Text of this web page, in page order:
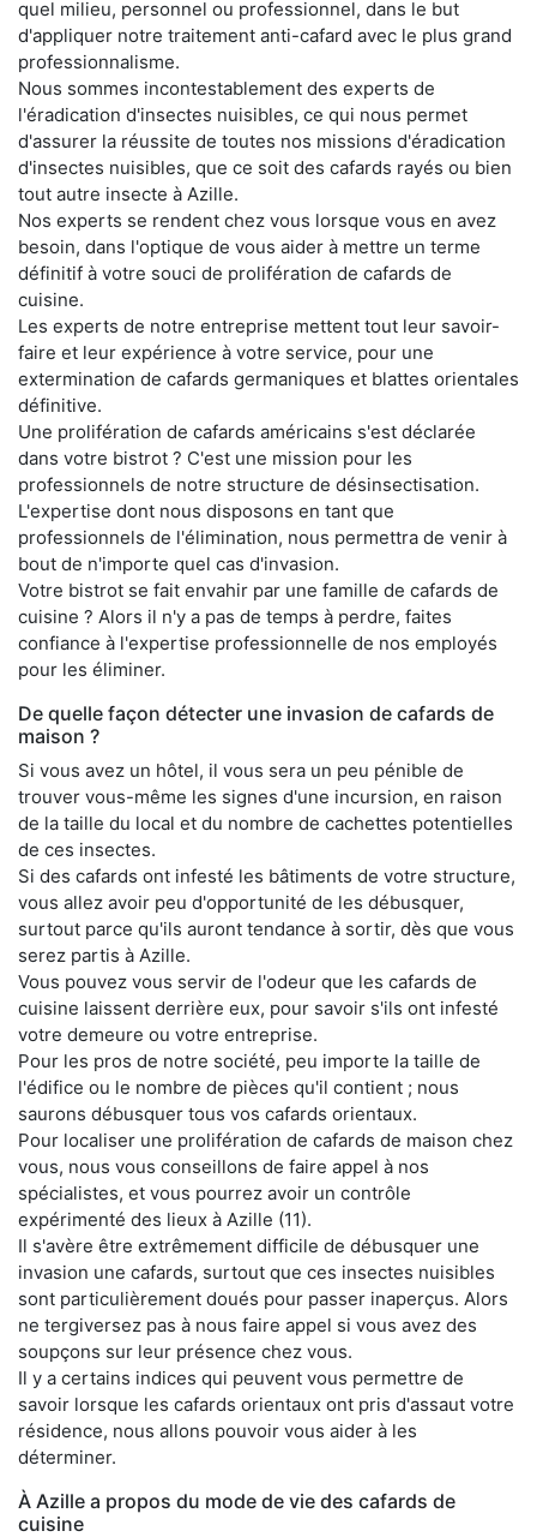
quel milieu, personnel ou professionnel, dans le but
d'appliquer notre traitement anti-cafard avec le plus grand
professionnalisme.
Nous sommes incontestablement des experts de
l'éradication d'insectes nuisibles, ce qui nous permet
d'assurer la réussite de toutes nos missions d'éradication
d'insectes nuisibles, que ce soit des cafards rayés ou bien
tout autre insecte à Azille.
Nos experts se rendent chez vous lorsque vous en avez
besoin, dans l'optique de vous aider à mettre un terme
définitif à votre souci de prolifération de cafards de
cuisine.
Les experts de notre entreprise mettent tout leur savoir-
faire et leur expérience à votre service, pour une
extermination de cafards germaniques et blattes orientales
définitive.
Une prolifération de cafards américains s'est déclarée
dans votre bistrot ? C'est une mission pour les
professionnels de notre structure de désinsectisation.
L'expertise dont nous disposons en tant que
professionnels de l'élimination, nous permettra de venir à
bout de n'importe quel cas d'invasion.
Votre bistrot se fait envahir par une famille de cafards de
cuisine ? Alors il n'y a pas de temps à perdre, faites
confiance à l'expertise professionnelle de nos employés
pour les éliminer.
De quelle façon détecter une invasion de cafards de
maison ?
Si vous avez un hôtel, il vous sera un peu pénible de
trouver vous-même les signes d'une incursion, en raison
de la taille du local et du nombre de cachettes potentielles
de ces insectes.
Si des cafards ont infesté les bâtiments de votre structure,
vous allez avoir peu d'opportunité de les débusquer,
surtout parce qu'ils auront tendance à sortir, dès que vous
serez partis à Azille.
Vous pouvez vous servir de l'odeur que les cafards de
cuisine laissent derrière eux, pour savoir s'ils ont infesté
votre demeure ou votre entreprise.
Pour les pros de notre société, peu importe la taille de
l'édifice ou le nombre de pièces qu'il contient ; nous
saurons débusquer tous vos cafards orientaux.
Pour localiser une prolifération de cafards de maison chez
vous, nous vous conseillons de faire appel à nos
spécialistes, et vous pourrez avoir un contrôle
expérimenté des lieux à Azille (11).
Il s'avère être extrêmement difficile de débusquer une
invasion une cafards, surtout que ces insectes nuisibles
sont particulièrement doués pour passer inaperçus. Alors
ne tergiversez pas à nous faire appel si vous avez des
soupçons sur leur présence chez vous.
Il y a certains indices qui peuvent vous permettre de
savoir lorsque les cafards orientaux ont pris d'assaut votre
résidence, nous allons pouvoir vous aider à les
déterminer.
À Azille a propos du mode de vie des cafards de
cuisine